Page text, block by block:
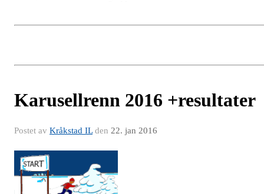
Karusellrenn 2016 +resultater
Postet av Kråkstad ILden 22. jan 2016